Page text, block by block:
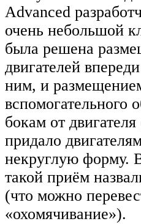
Advanced
очень небольшой
была решена
двигателей
ним, и
вспомогательного
бокам от
придало
некруглую форму.
такой приём
(что можно
«охомячивание»).